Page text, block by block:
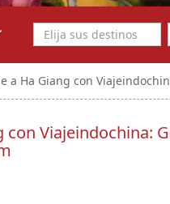
a Ha Giang con
con Viajeindochina: